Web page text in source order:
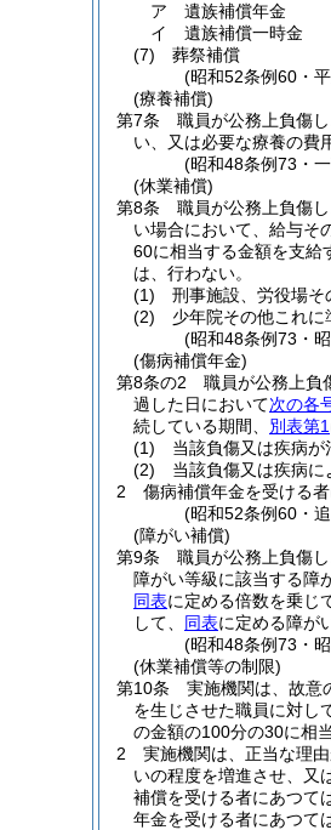
ア
遺族補償年金
イ
遺族補償一時金
(7)
葬祭補償
(昭和52条例60・
(療養補償)
第7条
職員が公務上負傷
い、又は必要な療養の費
(昭和48条例73・
(休業補償)
第8条
職員が公務上負傷
い場合において、給与そ
60に相当する金額を支給
は、行わない。
(1)
刑事施設、労役場
(2)
少年院その他これ
(昭和48条例73・
(傷病補償年金)
第8条の2
職員が公務上負
過した日において次の各
続している期間、 別表第1
(1)
当該負傷又は疾病が
(2)
当該負傷又は疾病
2
傷病補償年金を受ける
(昭和52条例60・
(障がい補償)
第9条
職員が公務上負傷
障がい等級に該当する障
同表に定める倍数を乗じ
して、 同表に定める障が
(昭和48条例73・
(休業補償等の制限)
第10条
実施機関は、故意
を生じさせた職員に対し
の金額の100分の30に相
2
実施機関は、正当な理
いの程度を増進させ、又
補償を受ける者にあつて
年金を受ける者にあつて